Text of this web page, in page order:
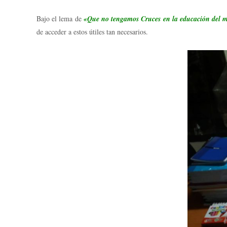
Bajo el lema de «Que no tengamos Cruces en la educación del
de acceder a estos útiles tan necesarios.